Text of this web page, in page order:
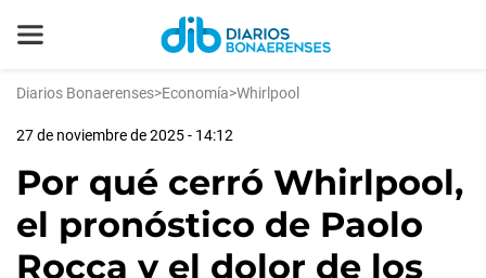
Diarios Bonaerenses>Economía>Whirlpool
27 de noviembre de 2025 - 14:12
Por qué cerró Whirlpool,
el pronóstico de Paolo
Rocca y el dolor de los